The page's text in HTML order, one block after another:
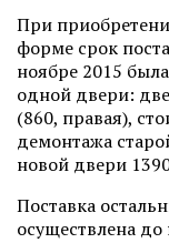
При
форме срок
ноябре 2015
одной двери:
(860, правая),
демонтажа
новой двери
Поставка
осуществлена